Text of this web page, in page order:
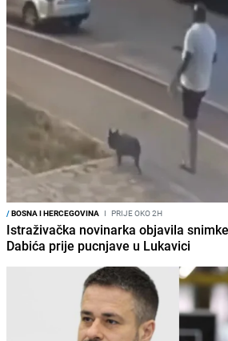
/BOSNA I HERCEGOVINA I PRIJE OKO 2H
Istraživačka novinarka objavila
Dabića prije pucnjave u Lukavici